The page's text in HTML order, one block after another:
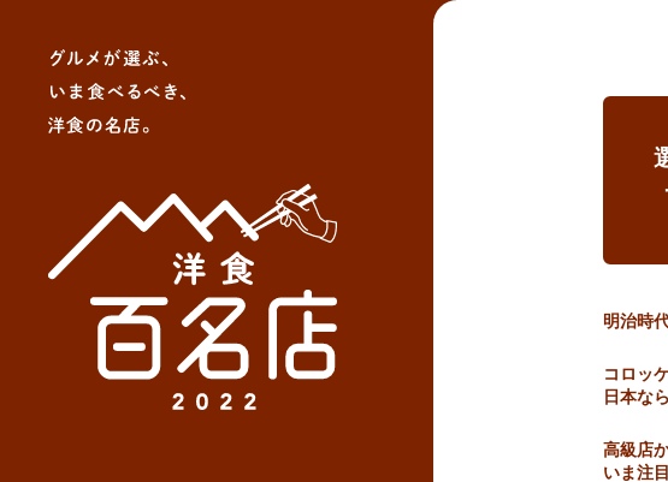
明治時
コロッ
日本な
高級店
いま注